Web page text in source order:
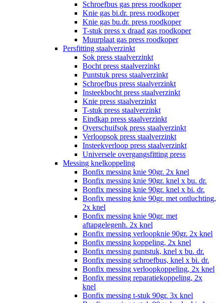
Schroefbus gas press roodkoper
Knie gas bi.dr. press roodkoper
Knie gas bu.dr. press roodkoper
T-stuk press x draad gas roodkoper
Muurplaat gas press roodkoper
Persfitting staalverzinkt
Sok press staalverzinkt
Bocht press staalverzinkt
Puntstuk press staalverzinkt
Schroefbus press staalverzinkt
Insteekbocht press staalverzinkt
Knie press staalverzinkt
T-stuk press staalverzinkt
Eindkap press staalverzinkt
Overschuifsok press staalverzinkt
Verloopsok press staalverzinkt
Insteekverloop press staalverzinkt
Universele overgangsfitting press
Messing knelkoppeling
Bonfix messing knie 90gr. 2x knel
Bonfix messing knie 90gr. knel x bu. dr.
Bonfix messing knie 90gr. knel x bi. dr.
Bonfix messing knie 90gr. met ontluchting,
2x knel
Bonfix messing knie 90gr. met
aftapgelegenh. 2x knel
Bonfix messing verloopknie 90gr. 2x knel
Bonfix messing koppeling, 2x knel
Bonfix messing puntstuk, knel x bu. dr.
Bonfix messing schroefbus, knel x bi. dr.
Bonfix messing verloopkoppeling, 2x knel
Bonfix messing reparatiekoppeling, 2x
knel
Bonfix messing t-stuk 90gr. 3x knel